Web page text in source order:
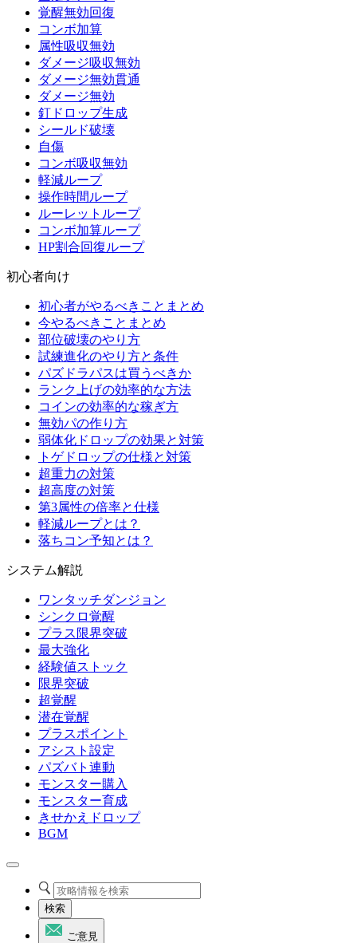
覚醒無効回復
コンボ加算
属性吸収無効
ダメージ吸収無効
ダメージ無効貫通
ダメージ無効
釘ドロップ生成
シールド破壊
自傷
コンボ吸収無効
軽減ループ
操作時間ループ
ルーレットループ
コンボ加算ループ
HP割合回復ループ
初心者向け
初心者がやるべきことまとめ
今やるべきことまとめ
部位破壊のやり方
試練進化のやり方と条件
パズドラパスは買うべきか
ランク上げの効率的な方法
コインの効率的な稼ぎ方
無効パの作り方
弱体化ドロップの効果と対策
トゲドロップの仕様と対策
超重力の対策
超高度の対策
第3属性の倍率と仕様
軽減ループとは？
落ちコン予知とは？
システム解説
ワンタッチダンジョン
シンクロ覚醒
プラス限界突破
最大強化
経験値ストック
限界突破
超覚醒
潜在覚醒
プラスポイント
アシスト設定
パズバト連動
モンスター購入
モンスター育成
きせかえドロップ
BGM
検索
ご意見